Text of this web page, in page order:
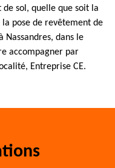
sol, quelle que soit la
pose de revêtement de
Nassandres, dans le
accompagner par
Entreprise CE.